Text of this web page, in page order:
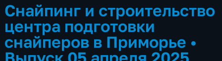
Снайпинг и строительство
центра подготовки
снайперов в Приморье •